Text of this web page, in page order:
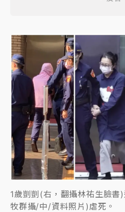
1歲剴剴(右，翻攝林祐生臉書
牧群攝/中/資料照片)虐死。